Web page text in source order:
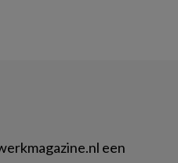
een